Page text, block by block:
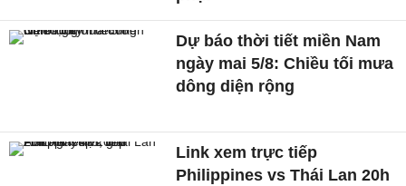
Dự báo thời tiết miền Nam
ngày mai 5/8: Chiều tối mưa
dông diện rộng
Link xem trực tiếp
Philippines vs Thái Lan 20h